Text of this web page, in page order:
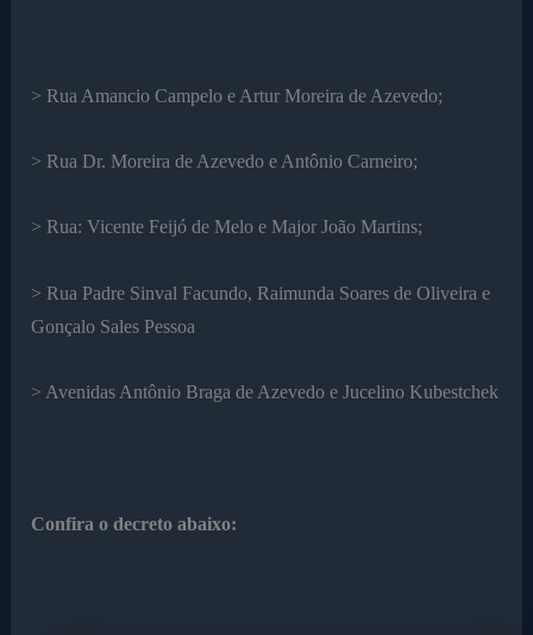
> Rua Amancio Campelo e Artur Moreira de Azevedo;
> Rua Dr. Moreira de Azevedo e Antônio Carneiro;
> Rua: Vicente Feijó de Melo e Major João Martins;
> Rua Padre Sinval Facundo, Raimunda Soares de Oliveira e
Gonçalo Sales Pessoa
> Avenidas Antônio Braga de Azevedo e Jucelino Kubestchek
Confira o decreto abaixo: